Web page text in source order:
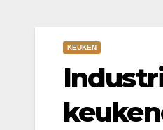
KEUKEN